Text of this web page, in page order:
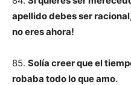
apellido debes ser
no eres ahora!
85. Solía creer que el
robaba todo lo que amo.